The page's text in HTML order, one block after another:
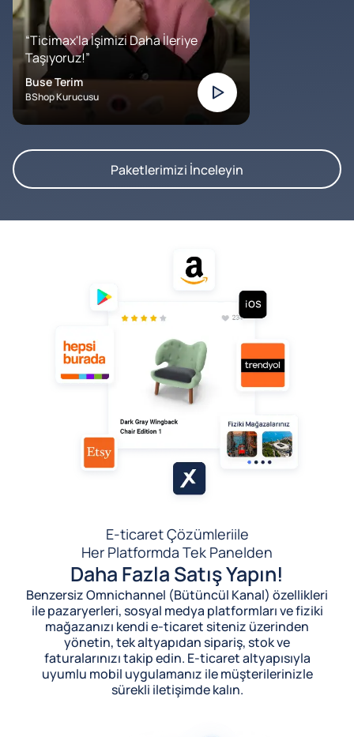
“Ticimax'la İşimizi Daha İleriye
Taşıyoruz!”
Buse Terim
BShop Kurucusu
Paketlerimizi İnceleyin
E-ticaret Çözümleriile
Her Platformda Tek Panelden
Daha Fazla Satış Yapın!
Benzersiz Omnichannel (Bütüncül Kanal) özellikleri
ile pazaryerleri, sosyal medya platformları ve fiziki
mağazanızı kendi e-ticaret siteniz üzerinden
yönetin, tek altyapıdan sipariş, stok ve
faturalarınızı takip edin. E-ticaret altyapısıyla
uyumlu mobil uygulamanız ile müşterilerinizle
sürekli iletişimde kalın.